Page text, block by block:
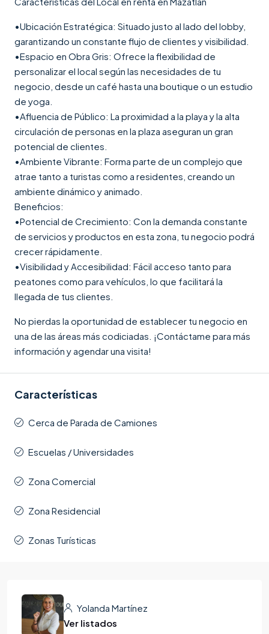
•Ubicación Estratégica: Situado justo al lado del lobby,
garantizando un constante flujo de clientes y visibilidad.
•Espacio en Obra Gris: Ofrece la flexibilidad de
personalizar el local según las necesidades de tu
negocio, desde un café hasta una boutique o un estudio
de yoga.
•Afluencia de Público: La proximidad a la playa y la alta
circulación de personas en la plaza aseguran un gran
potencial de clientes.
•Ambiente Vibrante: Forma parte de un complejo que
atrae tanto a turistas como a residentes, creando un
ambiente dinámico y animado.
Beneficios:
•Potencial de Crecimiento: Con la demanda constante
de servicios y productos en esta zona, tu negocio podrá
crecer rápidamente.
•Visibilidad y Accesibilidad: Fácil acceso tanto para
peatones como para vehículos, lo que facilitará la
llegada de tus clientes.
No pierdas la oportunidad de establecer tu negocio en
una de las áreas más codiciadas. ¡Contáctame para más
información y agendar una visita!
Características
Cerca de Parada de Camiones
Escuelas / Universidades
Zona Comercial
Zona Residencial
Zonas Turísticas
Yolanda Martínez
Ver listados